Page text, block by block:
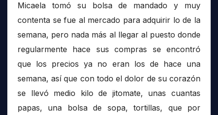
Micaela tomó su bolsa de mandado y muy
contenta se fue al mercado para adquirir lo de la
semana, pero nada más al llegar al puesto donde
regularmente hace sus compras se encontró
que los precios ya no eran los de hace una
semana, así que con todo el dolor de su corazón
se llevó medio kilo de jitomate, unas cuantas
papas, una bolsa de sopa, tortillas, que por